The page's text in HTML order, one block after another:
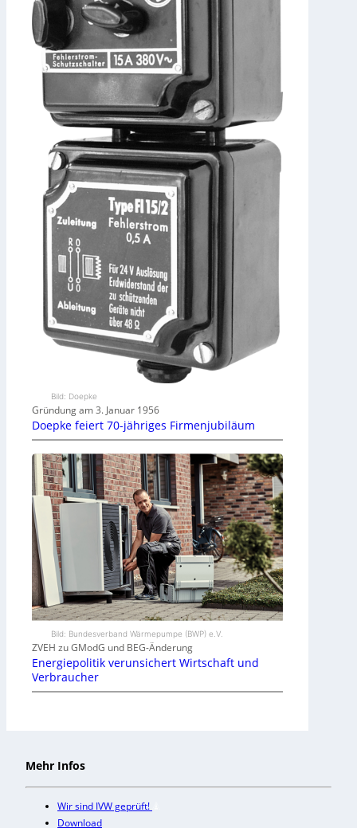
Bild: Doepke
Gründung am 3. Januar 1956
Doepke feiert 70-jähriges Firmenjubiläum
Bild: Bundesverband Wärmepumpe (BWP) e.V.
ZVEH zu GModG und BEG-Änderung
Energiepolitik verunsichert Wirtschaft und
Verbraucher
Mehr Infos
Wir sind IVW geprüft!
Download